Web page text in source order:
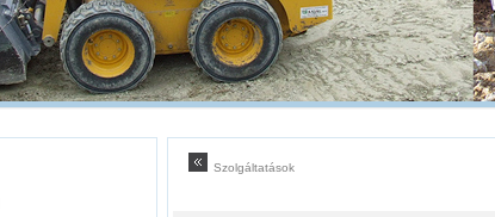
Szolgáltatások